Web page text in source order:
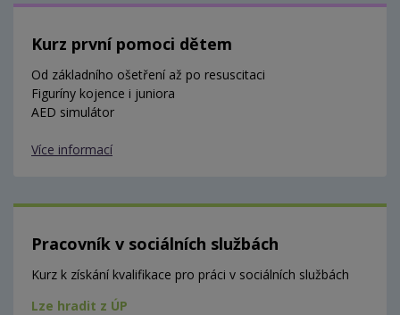
Kurz první pomoci dětem
Od základního ošetření až po resuscitaci
Figuríny kojence i juniora
AED simulátor
Více informací
Pracovník v sociálních službách
Kurz k získání kvalifikace pro práci v sociálních službách
Lze hradit z ÚP